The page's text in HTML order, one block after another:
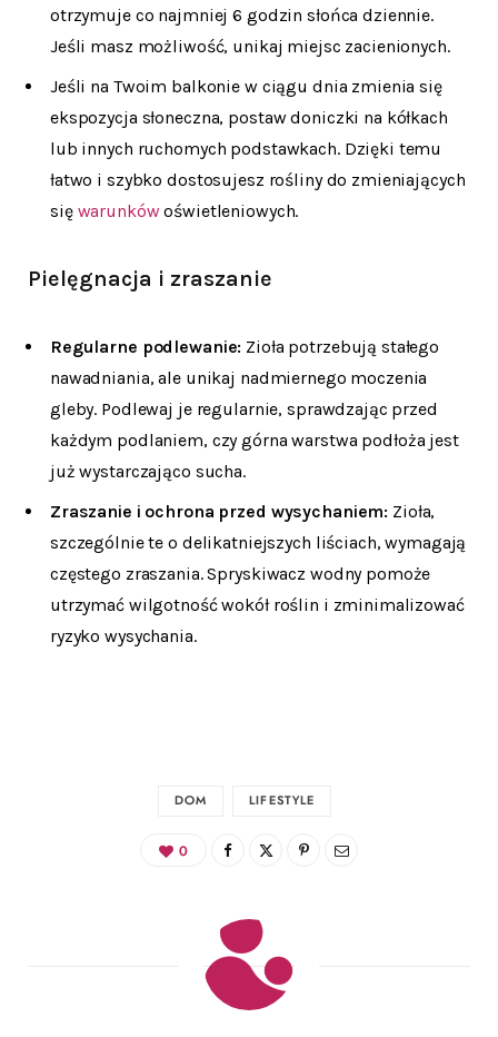
otrzymuje co najmniej 6 godzin słońca dziennie.
Jeśli masz możliwość, unikaj miejsc zacienionych.
Jeśli na Twoim balkonie w ciągu dnia zmienia się
ekspozycja słoneczna, postaw doniczki na kółkach
lub innych ruchomych podstawkach. Dzięki temu
łatwo i szybko dostosujesz rośliny do zmieniających
się warunkówoświetleniowych.
Pielęgnacja i zraszanie
Regularne podlewanie: Zioła potrzebują stałego
nawadniania, ale unikaj nadmiernego moczenia
gleby. Podlewaj je regularnie, sprawdzając przed
każdym podlaniem, czy górna warstwa podłoża jest
już wystarczająco sucha.
Zraszanie i ochrona przed wysychaniem: Zioła,
szczególnie te o delikatniejszych liściach, wymagają
częstego zraszania. Spryskiwacz wodny pomoże
utrzymać wilgotność wokół roślin i zminimalizować
ryzyko wysychania.
DOM LIFESTYLE
0